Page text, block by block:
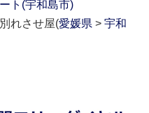
ト(宇和島市)
れさせ屋(愛媛県 >宇和